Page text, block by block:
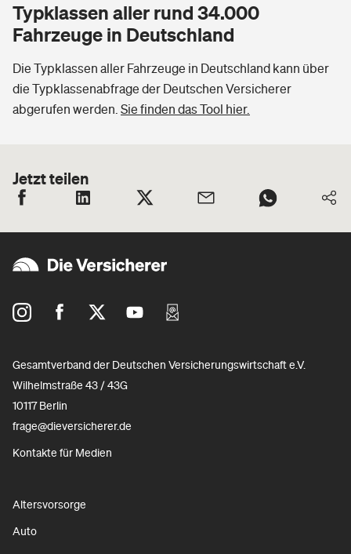
Typklassen aller rund 34.000
Fahrzeuge in Deutschland
Die Typklassen aller Fahrzeuge in Deutschland kann über
die Typklassenabfrage der Deutschen Versicherer
abgerufen werden. Sie finden das Tool hier.
Jetzt teilen
Gesamtverband der Deutschen Versicherungswirtschaft e.V.
Wilhelmstraße 43 / 43G
10117 Berlin
frage@dieversicherer.de
Kontakte für Medien
Altersvorsorge
Auto